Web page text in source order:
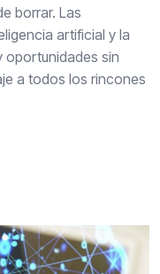
borrar. Las
artificial y la
sin
a todos los rincones